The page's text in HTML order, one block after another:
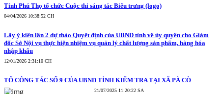
Tỉnh Phú Thọ tổ chức Cuộc thi sáng tác Biểu trưng (logo)
04/04/2026 10:38:52 CH
Lấy ý kiến lần 2 dự thảo Quyết định của UBND tỉnh về ủy quyền cho Giám
đốc Sở Nội vụ thực hiện nhiệm vụ quản lý chất lượng sản phẩm, hàng hóa
nhập khẩu
12/01/2026 2:31:10 CH
TỔ CÔNG TÁC SỐ 9 CỦA UBND TỈNH KIỂM TRA TẠI XÃ PÀ CÒ
21/07/2025 11:20:22 SA